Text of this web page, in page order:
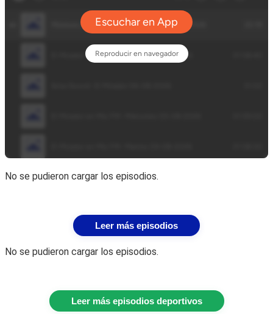
No se pudieron cargar los episodios.
Leer más episodios
No se pudieron cargar los episodios.
Leer más episodios deportivos